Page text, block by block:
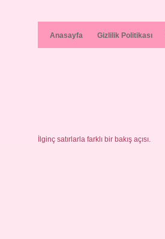
Anasayfa Gizlilik Politikası
İlginç satırlarla farklı bir bakış açısı.